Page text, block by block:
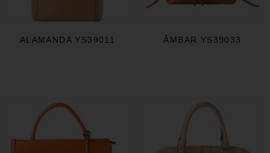
ALAMANDA YS39011 ÂMBAR YS39033